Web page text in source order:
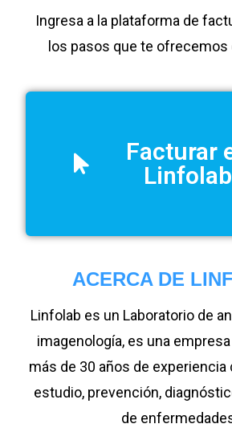
Ingresa a la plataforma de
los pasos que te ofrecemos
Facturar
Linfolab
ACERCA DE
Linfolab es un Laboratorio de
imagenología, es una
más de 30 años de experiencia
estudio, prevención,
de